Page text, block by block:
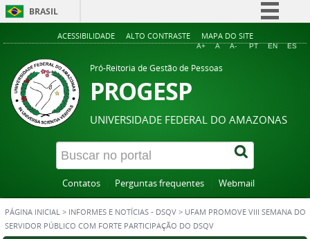
BRASIL
Simplifique!
Acesso à informação
Legislação
Canais
ACESSIBILIDADE ALTO CONTRASTE MAPA DO SITE
A+ A A- PT EN ES
Pró-Reitoria de Gestão de Pessoas
PROGESP
UNIVERSIDADE FEDERAL DO AMAZONAS
Contatos Perguntas frequentes Webmail
PÁGINA INICIAL > INFORMES E NOTÍCIAS - DSQV > UFAM PROMOVE VIII SEMANA DO
SERVIDOR PÚBLICO COM FORTE PARTICIPAÇÃO DO DSQV